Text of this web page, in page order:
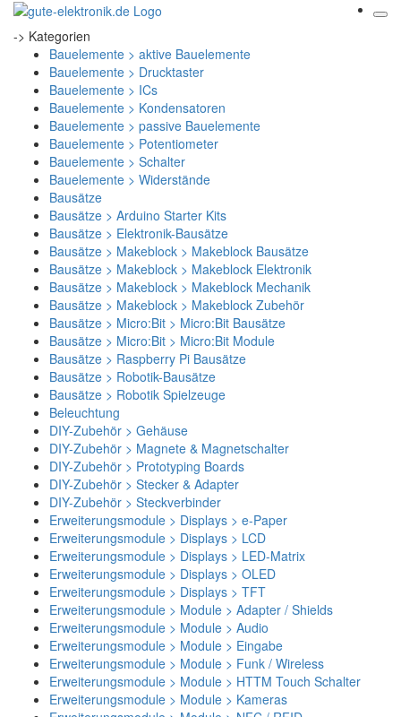
-> Kategorien
Bauelemente > aktive Bauelemente
Bauelemente > Drucktaster
Bauelemente > ICs
Bauelemente > Kondensatoren
Bauelemente > passive Bauelemente
Bauelemente > Potentiometer
Bauelemente > Schalter
Bauelemente > Widerstände
Bausätze
Bausätze > Arduino Starter Kits
Bausätze > Elektronik-Bausätze
Bausätze > Makeblock > Makeblock Bausätze
Bausätze > Makeblock > Makeblock Elektronik
Bausätze > Makeblock > Makeblock Mechanik
Bausätze > Makeblock > Makeblock Zubehör
Bausätze > Micro:Bit > Micro:Bit Bausätze
Bausätze > Micro:Bit > Micro:Bit Module
Bausätze > Raspberry Pi Bausätze
Bausätze > Robotik-Bausätze
Bausätze > Robotik Spielzeuge
Beleuchtung
DIY-Zubehör > Gehäuse
DIY-Zubehör > Magnete & Magnetschalter
DIY-Zubehör > Prototyping Boards
DIY-Zubehör > Stecker & Adapter
DIY-Zubehör > Steckverbinder
Erweiterungsmodule > Displays > e-Paper
Erweiterungsmodule > Displays > LCD
Erweiterungsmodule > Displays > LED-Matrix
Erweiterungsmodule > Displays > OLED
Erweiterungsmodule > Displays > TFT
Erweiterungsmodule > Module > Adapter / Shields
Erweiterungsmodule > Module > Audio
Erweiterungsmodule > Module > Eingabe
Erweiterungsmodule > Module > Funk / Wireless
Erweiterungsmodule > Module > HTTM Touch Schalter
Erweiterungsmodule > Module > Kameras